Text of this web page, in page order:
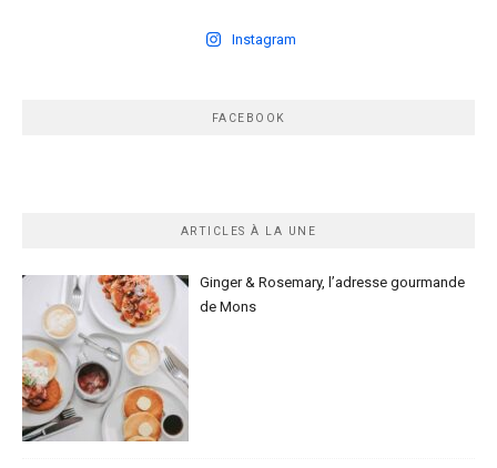
Instagram
FACEBOOK
ARTICLES À LA UNE
Ginger & Rosemary, l’adresse gourmande
de Mons